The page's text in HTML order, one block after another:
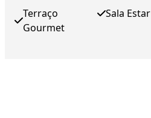
Terraço
Gourmet
Sala Estar